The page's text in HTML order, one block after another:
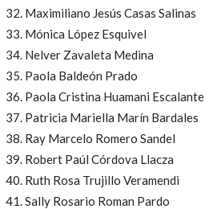
Maximiliano Jesús Casas Salinas
Mónica López Esquivel
Nelver Zavaleta Medina
Paola Baldeón Prado
Paola Cristina Huamani Escalante
Patricia Mariella Marín Bardales
Ray Marcelo Romero Sandel
Robert Paúl Córdova Llacza
Ruth Rosa Trujillo Veramendi
Sally Rosario Roman Pardo